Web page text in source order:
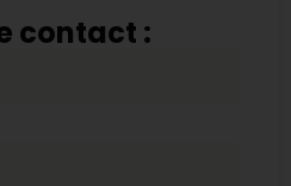
contact :